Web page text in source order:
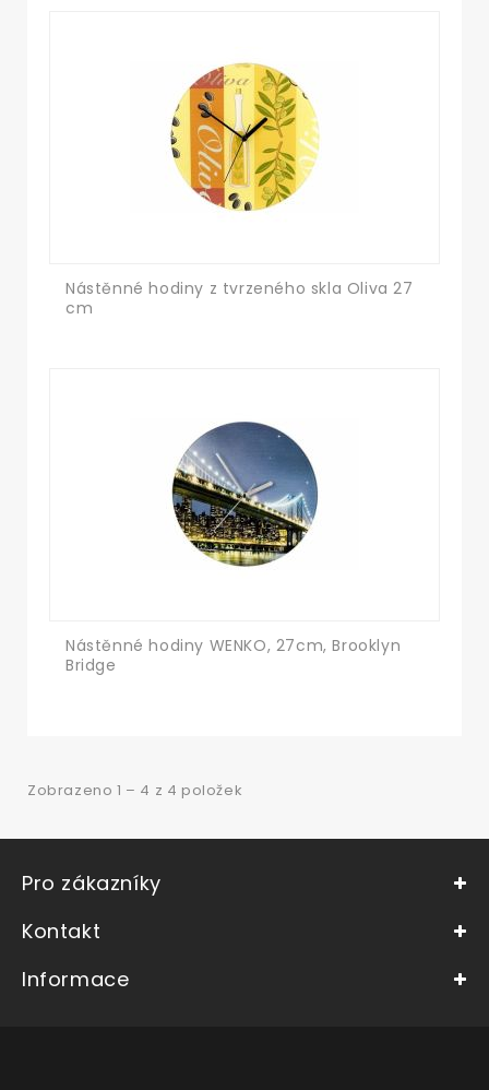
Nástěnné hodiny z tvrzeného skla Oliva 27
cm
Nástěnné hodiny WENKO, 27cm, Brooklyn
Bridge
Zobrazeno 1 – 4 z 4 položek
Pro zákazníky
Kontakt
Informace